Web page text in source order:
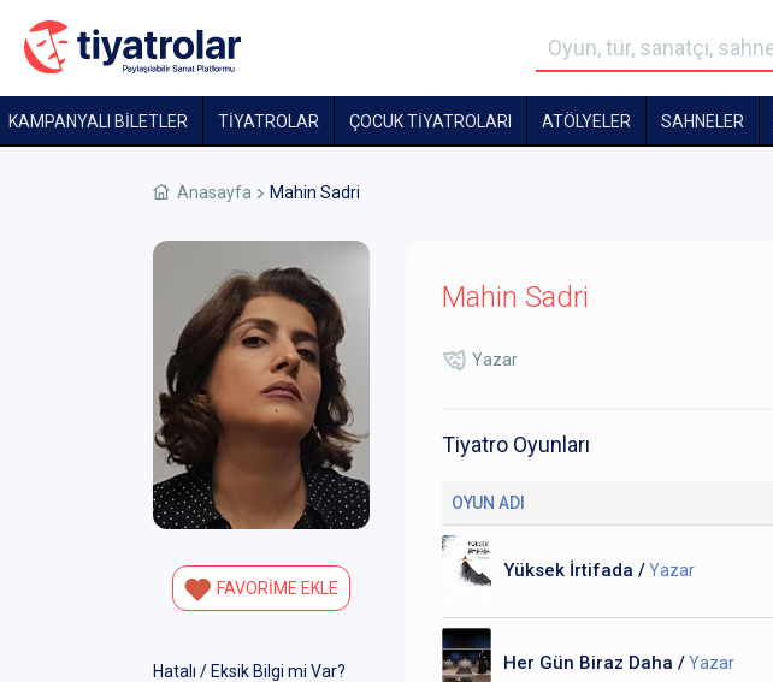
KAMPANYALI BİLETLER TİYATROLAR ÇOCUK TIYATROLARI ATÖLYELER SAHNELER
Anasayfa Mahin Sadri
FAVORİME EKLE
Hatalı / Eksik Bilgi mi Var?
Mahin Sadri
Yazar
Tiyatro Oyunları
OYUN ADI
Yüksek İrtifada /Yazar
Her Gün Biraz Daha /Yazar